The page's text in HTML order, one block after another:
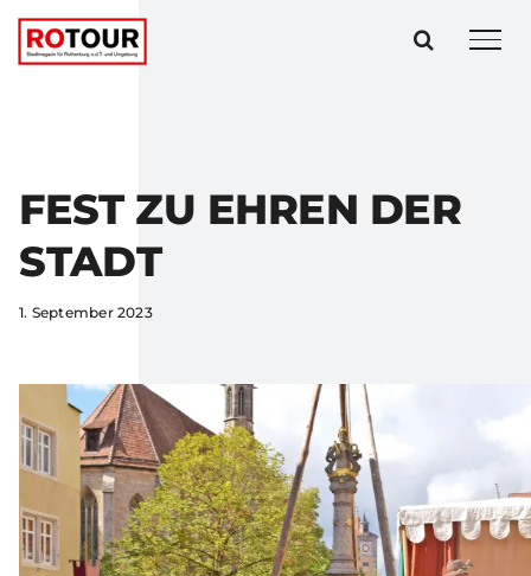
Zum
Inhalt
FEST ZU EHREN DER
STADT
1. September 2023